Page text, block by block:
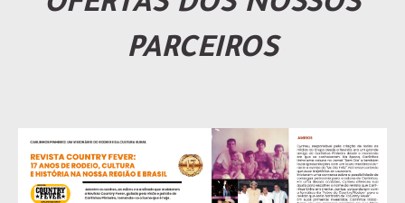
PARCEIROS